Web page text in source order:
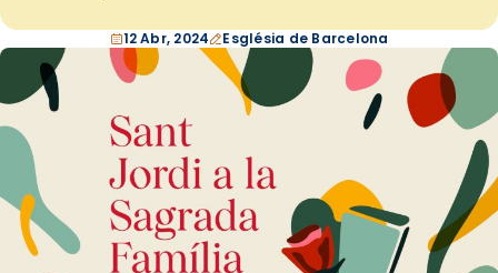
12 Abr, 2024 Església de Barcelona